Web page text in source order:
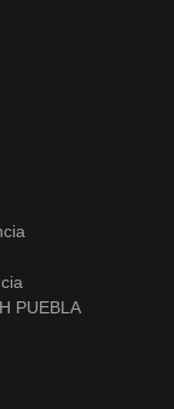
PUEBLA